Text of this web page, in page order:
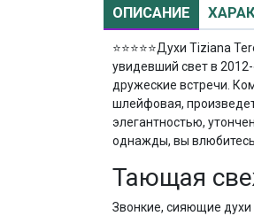
ОПИСАНИЕ
⭐⭐⭐⭐⭐Духи Tiziana
увидевший свет в
дружеские встречи.
шлейфовая,
элегантностью,
однажды, вы
Тающая
Звонкие, сияющие